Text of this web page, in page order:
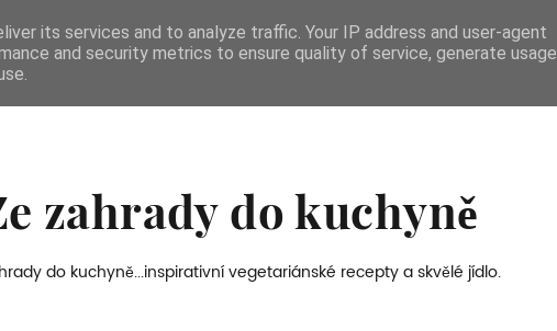
zahrady do kuchyně
do kuchyně...inspirativní vegetariánské recepty a skvělé jídlo.
its services and to analyze traffic. Your IP address and user-agent
and security metrics to ensure quality of service, generate usage